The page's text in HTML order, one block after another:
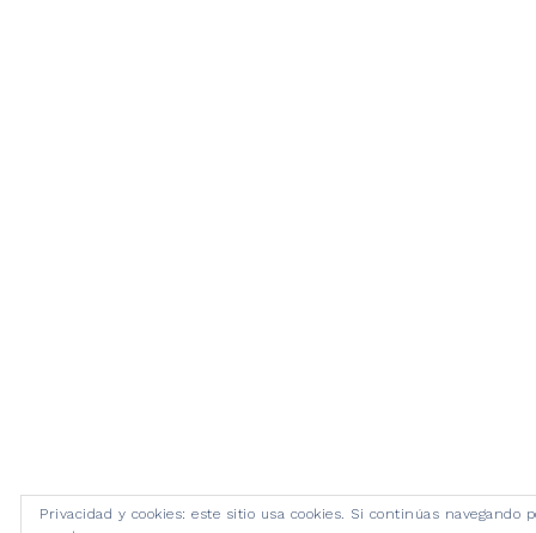
Privacidad y cookies: este sitio usa cookies. Si continúas navegando